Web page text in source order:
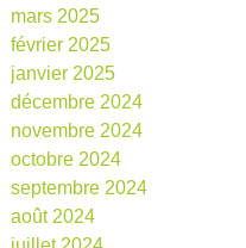
mars 2025
février 2025
janvier 2025
décembre 2024
novembre 2024
octobre 2024
septembre 2024
août 2024